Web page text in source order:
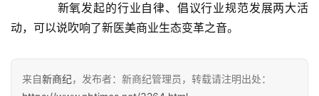
新氧发起的行业自律、倡议行业规范发展两大活
动，可以说吹响了新医美商业生态变革之音。
来自新商纪，发布者：新商纪管理员，转载请注明出处：